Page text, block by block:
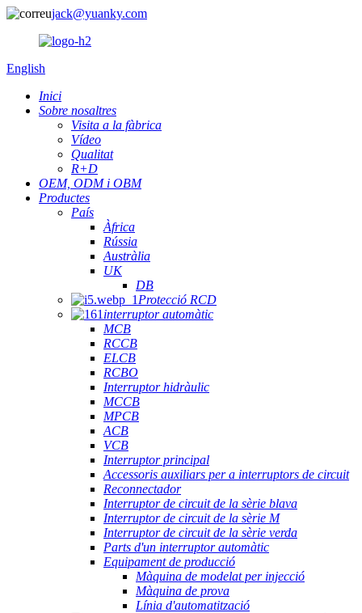
jack@yuanky.com
English
Inici
Sobre nosaltres
Visita a la fàbrica
Vídeo
Qualitat
R+D
OEM, ODM i OBM
Productes
País
Àfrica
Rússia
Austràlia
UK
DB
Protecció RCD
interruptor automàtic
MCB
RCCB
ELCB
RCBO
Interruptor hidràulic
MCCB
MPCB
ACB
VCB
Interruptor principal
Accessoris auxiliars per a interruptors de circuit
Reconnectador
Interruptor de circuit de la sèrie blava
Interruptor de circuit de la sèrie M
Interruptor de circuit de la sèrie verda
Parts d'un interruptor automàtic
Equipament de producció
Màquina de modelat per injecció
Màquina de prova
Línia d'automatització